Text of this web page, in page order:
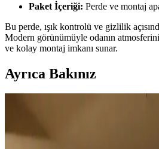
Paket İçeriği: Perde ve montaj
Bu perde, ışık kontrolü ve gizlilik
Modern görünümüyle odanın
ve kolay montaj imkanı sunar.
Ayrıca Bakınız